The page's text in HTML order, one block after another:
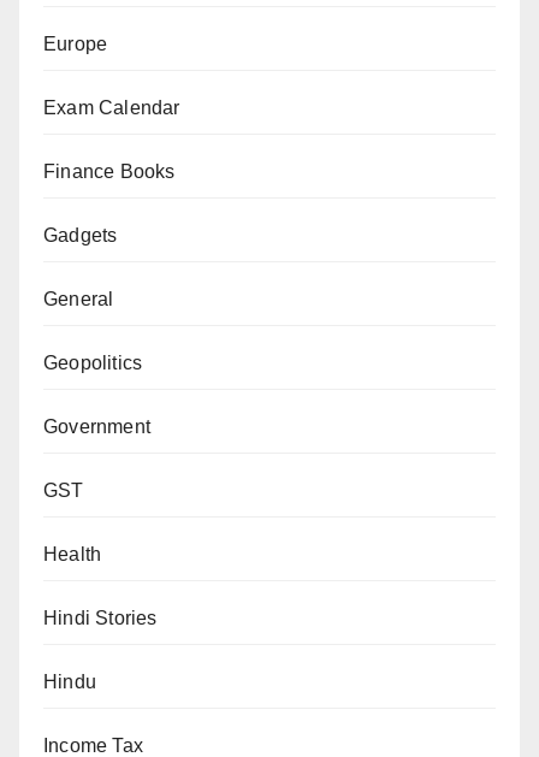
Europe
Exam Calendar
Finance Books
Gadgets
General
Geopolitics
Government
GST
Health
Hindi Stories
Hindu
Income Tax